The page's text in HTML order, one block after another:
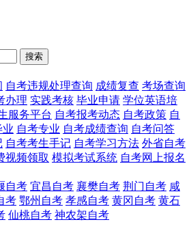
搜索
自考违规处理查询 成绩复查 考场查询
办理 实践考核 毕业申请 学位英语培
服务平台 自考报考动态 自考政策 自
业 自考专业 自考成绩查询 自考问答
自考考生手记 自考学习方法 外省自考
视频领取 模拟考试系统 自考网上报名
自考 宜昌自考 襄樊自考 荆门自考 咸
考 鄂州自考 孝感自考 黄冈自考 黄石
仙桃自考 神农架自考